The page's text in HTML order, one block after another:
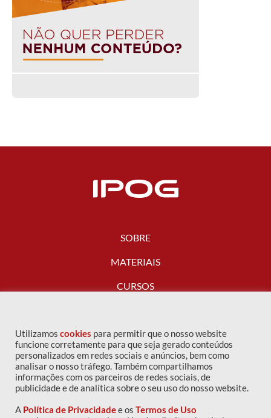
SOBRE
MATERIAIS
CURSOS
FALE CONOSCO
Utilizamos cookies para permitir que o nosso website
funcione corretamente para que seja gerado conteúdos
personalizados em redes sociais e anúncios, bem como
analisar o nosso tráfego. Também compartilhamos
informações com os parceiros de redes sociais, de
publicidade e de analítica sobre o seu uso do nosso website.
A Política de Privacidadee os Termos de Uso